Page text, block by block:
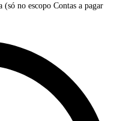
no escopo Contas a pagar